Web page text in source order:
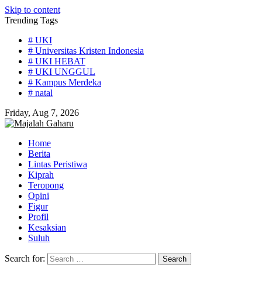
Skip to content
Trending Tags
# UKI
# Universitas Kristen Indonesia
# UKI HEBAT
# UKI UNGGUL
# Kampus Merdeka
# natal
Friday, Aug 7, 2026
Home
Berita
Lintas Peristiwa
Kiprah
Teropong
Opini
Figur
Profil
Kesaksian
Suluh
Search for: